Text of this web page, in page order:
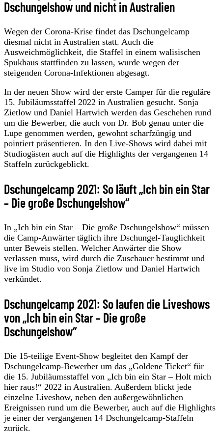
Dschungelshow und nicht in Australien
Wegen der Corona-Krise findet das Dschungelcamp
diesmal nicht in Australien statt. Auch die
Ausweichmöglichkeit, die Staffel in einem walisischen
Spukhaus stattfinden zu lassen, wurde wegen der
steigenden Corona-Infektionen abgesagt.
In der neuen Show wird der erste Camper für die reguläre
15. Jubiläumsstaffel 2022 in Australien gesucht. Sonja
Zietlow und Daniel Hartwich werden das Geschehen rund
um die Bewerber, die auch von Dr. Bob genau unter die
Lupe genommen werden, gewohnt scharfzüngig und
pointiert präsentieren. In den Live-Shows wird dabei mit
Studiogästen auch auf die Highlights der vergangenen 14
Staffeln zurückgeblickt.
Dschungelcamp 2021: So läuft „Ich bin ein Star
– Die große Dschungelshow“
In „Ich bin ein Star – Die große Dschungelshow“ müssen
die Camp-Anwärter täglich ihre Dschungel-Tauglichkeit
unter Beweis stellen. Welcher Anwärter die Show
verlassen muss, wird durch die Zuschauer bestimmt und
live im Studio von Sonja Zietlow und Daniel Hartwich
verkündet.
Dschungelcamp 2021: So laufen die Liveshows
von „Ich bin ein Star – Die große
Dschungelshow“
Die 15-teilige Event-Show begleitet den Kampf der
Dschungelcamp-Bewerber um das „Goldene Ticket“ für
die 15. Jubiläumsstaffel von „Ich bin ein Star – Holt mich
hier raus!“ 2022 in Australien. Außerdem blickt jede
einzelne Liveshow, neben den außergewöhnlichen
Ereignissen rund um die Bewerber, auch auf die Highlights
je einer der vergangenen 14 Dschungelcamp-Staffeln
zurück.